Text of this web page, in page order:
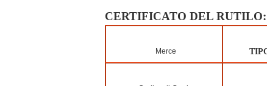
CERTIFICATO DEL RUTILO:
Merce